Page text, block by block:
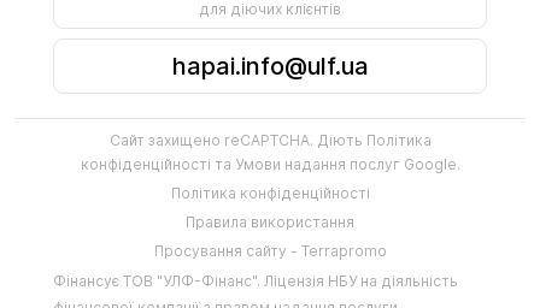
для діючих клієнтів
hapai.info@ulf.ua
Фінансує ТОВ "УЛФ-Фінанс". Ліцензія НБУ на діяльність
Політика конфіденційності
Правила використання
Просування сайту - Terrapromo
Сайт захищено reCAPTCHA. Діють Політика
конфіденційності та Умови надання послуг Google.